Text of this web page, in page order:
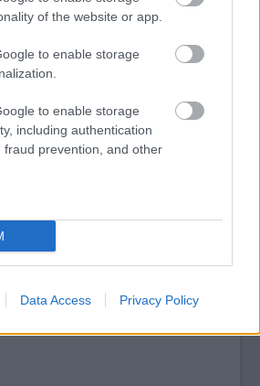
of the website or app.
to enable storage
to enable storage
including authentication
fraud prevention, and other
Data Access Privacy Policy
MOZIJA MAGYARORSZÁGON
jogszabályok
technikaiüzemeltetője semmilyen felelősséget
és azadatvédelmi tájékoztatóban